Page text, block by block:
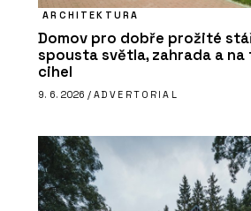
ARCHITEKTURA
Domov pro dobře prožité
spousta světla, zahrada a na
cihel
9. 6. 2026 / ADVERTORIAL